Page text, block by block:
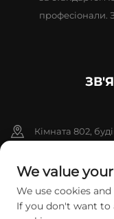
професіонали.
Кімната 802,
+86-13911459627
[email protected]
We value
We use cookies
If you don't want to